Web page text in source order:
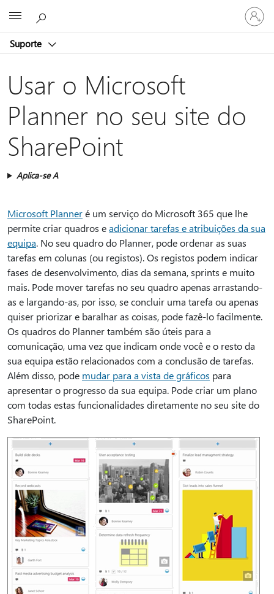
Suporte
Iniciar
sessão
na
Usar o Microsoft
Planner no seu site do
SharePoint
Aplica-se A
Microsoft Planneré um serviço do Microsoft 365 que lhe
permite criar quadros eadicionar tarefas e atribuições da sua
equipa. No seu quadro do Planner, pode ordenar as suas
tarefas em colunas (ou registos). Os registos podem indicar
fases de desenvolvimento, dias da semana, sprints e muito
mais. Pode mover tarefas no seu quadro apenas arrastando-
as e largando-as, por isso, se concluir uma tarefa ou apenas
quiser priorizar e baralhar as coisas, pode fazê-lo facilmente.
Os quadros do Planner também são úteis para a
comunicação, uma vez que indicam onde você e o resto da
sua equipa estão relacionados com a conclusão de tarefas.
Além disso, pode mudar para a vista de gráficos para
apresentar o progresso da sua equipa. Pode criar um plano
com todas estas funcionalidades diretamente no seu site do
SharePoint.